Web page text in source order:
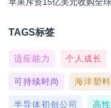
TAGS标签
适应能力 个人成长
可持续时尚 海洋塑
半导体初创公司 高